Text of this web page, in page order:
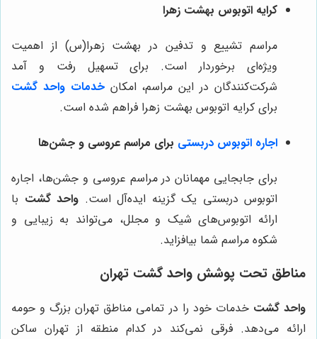
کرایه اتوبوس بهشت زهرا
مراسم تشییع و تدفین در بهشت زهرا(س) از اهمیت
ویژه‌ای برخوردار است. برای تسهیل رفت و آمد
شرکت‌کنندگان در این مراسم، امکانخدمات واحد گشت
برای کرایه اتوبوس بهشت زهرا فراهم شده است.
اجاره اتوبوس دربستی برای مراسم عروسی و جشن‌ها
برای جابجایی مهمانان در مراسم عروسی و جشن‌ها، اجاره
اتوبوس دربستی یک گزینه ایده‌آل است. واحد گشت با
ارائه اتوبوس‌های شیک و مجلل، می‌تواند به زیبایی و
شکوه مراسم شما بیافزاید.
مناطق تحت پوشش واحد گشت تهران
واحد گشت خدمات خود را در تمامی مناطق تهران بزرگ و حومه
ارائه می‌دهد. فرقی نمی‌کند در کدام منطقه از تهران ساکن